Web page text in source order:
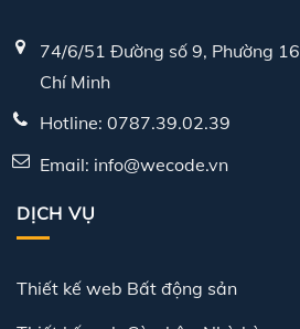
74/6/51 Đường số 9, Phường
Chí Minh
Hotline: 0787.39.02.39
Email: info@wecode.vn
DỊCH VỤ
Thiết kế web Bất động sản